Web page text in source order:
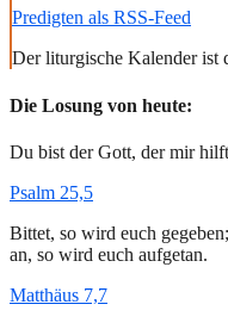
Predigten als RSS-Feed
Der liturgische Kalender ist
Die Losung von heute:
Du bist der Gott, der mir
Psalm 25,5
Bittet, so wird euch
an, so wird euch aufgetan.
Matthäus 7,7